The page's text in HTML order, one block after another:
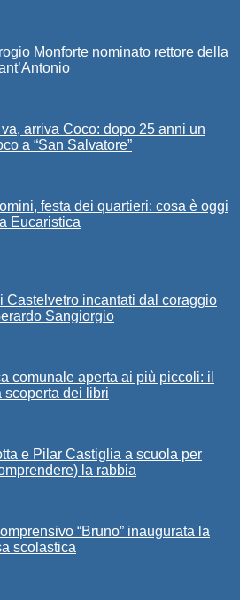
Monforte nominato rettore della
arriva Coco: dopo 25 anni un
a “San Salvatore”
festa dei quartieri: cosa è oggi
Eucaristica
Castelvetro incantati dal coraggio
Sangiorgio
comunale aperta ai più piccoli: il
scoperta dei libri
e Pilar Castiglia a scuola per
la rabbia
“Bruno” inaugurata la
scolastica